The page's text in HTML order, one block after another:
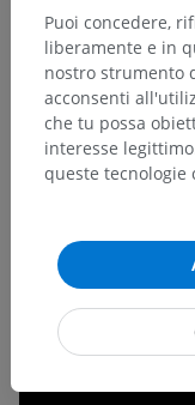
Puoi concedere,
liberamente e in
nostro strumento
acconsenti
che tu possa
interesse
queste tecnologie